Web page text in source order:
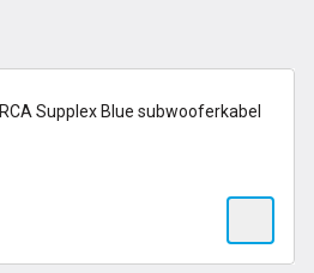
Supplex Blue subwooferkabel